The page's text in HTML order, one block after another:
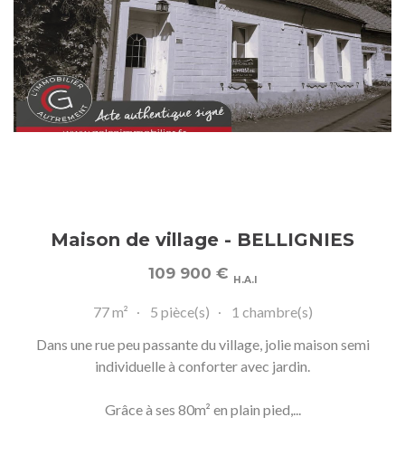
Maison de village - BELLIGNIES
109 900 € H.A.I
77 m² 5 pièce(s)
1 chambre(s)
Dans une rue peu passante du village, jolie maison semi
individuelle à conforter avec jardin.
Grâce à ses 80m² en plain pied,...